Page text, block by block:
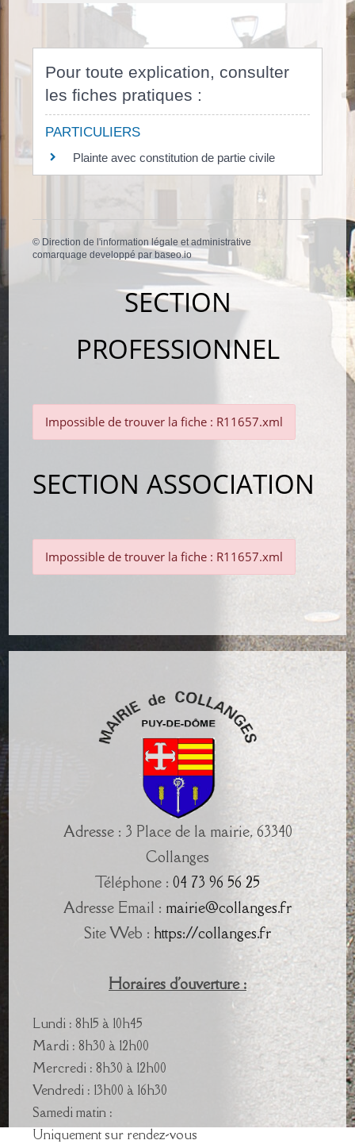
Pour toute explication, consulter
les fiches pratiques :
PARTICULIERS
Plainte avec constitution de partie civile
© Direction de l'information légale et administrative
comarquage developpé parbaseo.io
SECTION
PROFESSIONNEL
Impossible de trouver la fiche : R11657.xml
SECTION ASSOCIATION
Impossible de trouver la fiche : R11657.xml
Adresse : 3 Place de la mairie, 63340
Collanges
Téléphone : 04 73 96 56 25
Adresse Email : mairie@collanges.fr
Site Web : https://collanges.fr
Horaires d'ouverture :
Lundi : 8h15 à 10h45
Mardi : 8h30 à 12h00
Mercredi : 8h30 à 12h00
Vendredi : 13h00 à 16h30
Samedi matin :
Uniquement sur rendez-vous